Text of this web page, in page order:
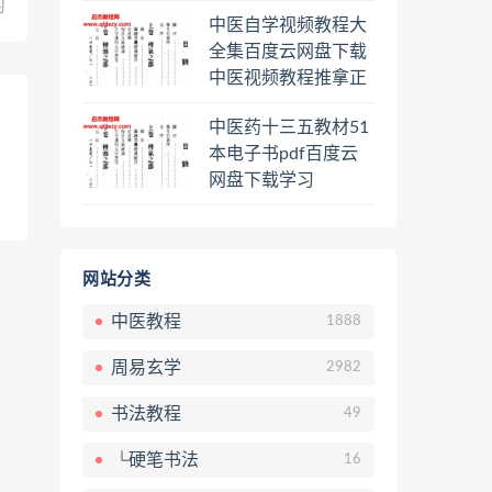
一二三辑合集百度云
网盘下载学习
中医自学视频教程大
全集百度云网盘下载
中医视频教程推拿正
经络脉诊面诊舌诊手
诊私密终身会员百度
网盘共享群
中医药十三五教材51
本电子书pdf百度云
网盘下载学习
网站分类
中医教程 1888
周易玄学 2982
书法教程 49
└硬笔书法 16